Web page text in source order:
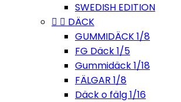
SWEDISH EDITION
  DÄCK
GUMMIDÄCK 1/8
FG Däck 1/5
Gummidäck 1/18
FÄLGAR 1/8
Däck o fälg 1/16